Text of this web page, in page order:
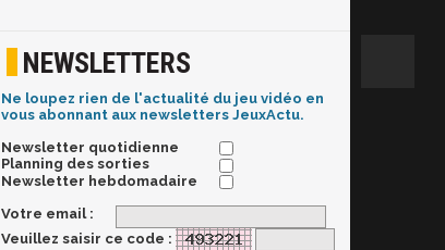
NEWSLETTERS
Ne loupez rien de l'actualité du jeu vidéo en
vous abonnant aux newsletters JeuxActu.
Newsletter quotidienne
Planning des sorties
Newsletter hebdomadaire
Votre email :
Veuillez saisir ce code :